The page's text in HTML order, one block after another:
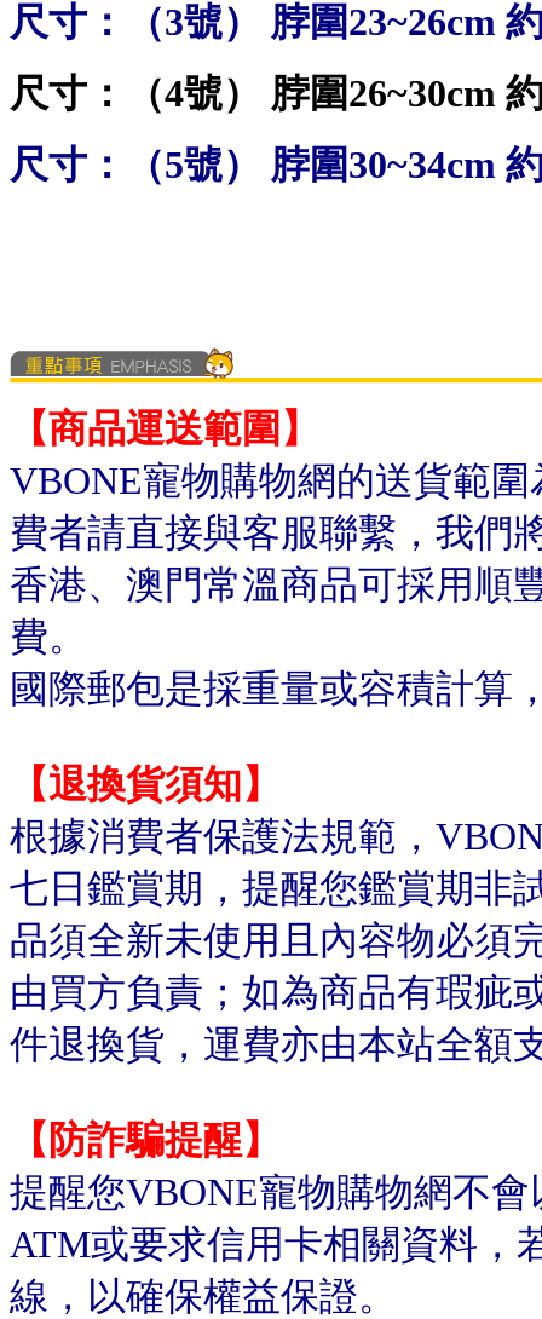
尺寸：（3號） 脖圍23~26cm
尺寸：（4號） 脖圍26~30cm
尺寸：（5號） 脖圍30~34cm
【商品運送範圍】
VBONE寵物購物網的送貨範
費者請直接與客服聯繫，我們
香港、澳門常溫商品可採用順
費。
國際郵包是採重量或容積計
【退換貨須知】
根據消費者保護法規範，
七日鑑賞期，提醒您鑑賞期非
品須全新未使用且內容物必須
由買方負責；如為商品有瑕疵
件退換貨，運費亦由本站全額
【防詐騙提醒】
提醒您VBONE寵物購物網不
ATM或要求信用卡相關資料，
線，以確保權益保證。